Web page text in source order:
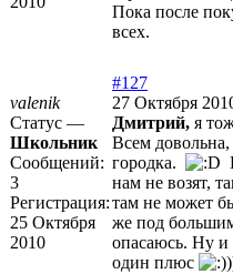
Пока после
всех.
valenik
Статус —
Школьник
Сообщений:
3
Регистрация:
25 Октября
2010
#127
27 Октября
Дмитрий, я
Всем
городка.
нам не возят,
там не может
же под
опасаюсь. Ну и
один плюс